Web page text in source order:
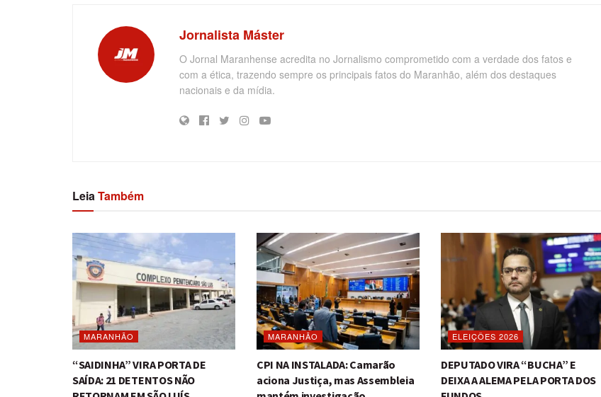
Jornalista Máster
O Jornal Maranhense acredita no Jornalismo comprometido com a verdade dos fatos e
com a ética, trazendo sempre os principais fatos do Maranhão, além dos destaques
nacionais e da mídia.
LeiaTambém
MARANHÃO
“SAIDINHA” VIRA PORTA DE
SAÍDA: 21 DETENTOS NÃO
MARANHÃO
CPI NA INSTALADA: Camarão
aciona Justiça, mas Assembleia
ELEIÇÕES 2026
DEPUTADO VIRA “BUCHA” E
DEIXA A ALEMA PELA PORTA DOS